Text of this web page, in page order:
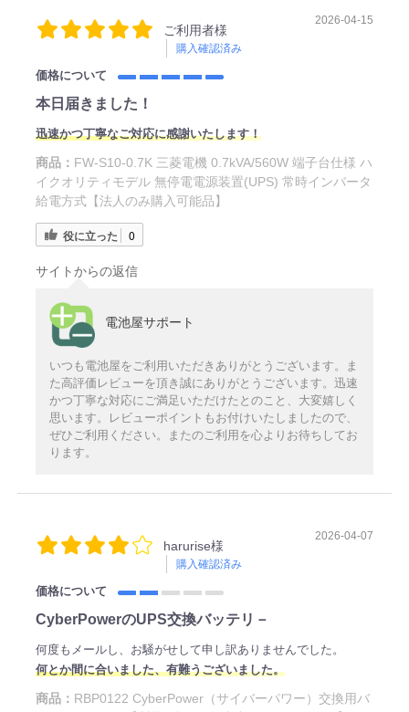
ご利用者様
購入確認済み
2026-04-15
価格について
本日届きました！
迅速かつ丁寧なご対応に感謝いたします！
商品： FW-S10-0.7K 三菱電機 0.7kVA/560W 端子台仕様 ハ
イクオリティモデル 無停電電源装置(UPS) 常時インバータ
給電方式【法人のみ購入可能品】
役に立った 0
サイトからの返信
電池屋サポート
いつも電池屋をご利用いただきありがとうございます。ま
た高評価レビューを頂き誠にありがとうございます。迅速
かつ丁寧な対応にご満足いただけたとのこと、大変嬉しく
思います。レビューポイントもお付けいたしましたので、
ぜひご利用ください。またのご利用を心よりお待ちしてお
ります。
harurise様
購入確認済み
2026-04-07
価格について
CyberPowerのUPS交換バッテリ－
何度もメールし、お騒がせして申し訳ありませんでした。
何とか間に合いました、有難うございました。
商品： RBP0122 CyberPower（サイバーパワー）交換用バ